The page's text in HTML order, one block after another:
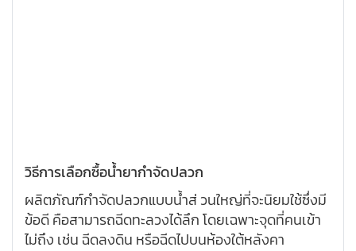
วิธีการเลือกซื้อน้ำยากำจัดปลวก
ผลิตภัณฑ์กำจัดปลวกแบบน้ำส่ วนใหญ่ที่จะนิยมใช้ซึ่งมี
ข้อดี คือสามารถฉีดทะลวงได้ลึก โดยเฉพาะจุดที่คนเข้า
ไม่ถึง เช่น ฉีดลงดิน หรือฉีดไปบนห้องใต้หลังคา